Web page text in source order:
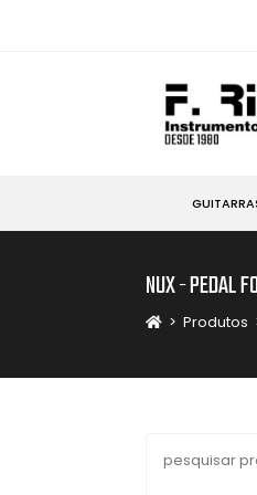
NUX - PEDAL
> Produtos